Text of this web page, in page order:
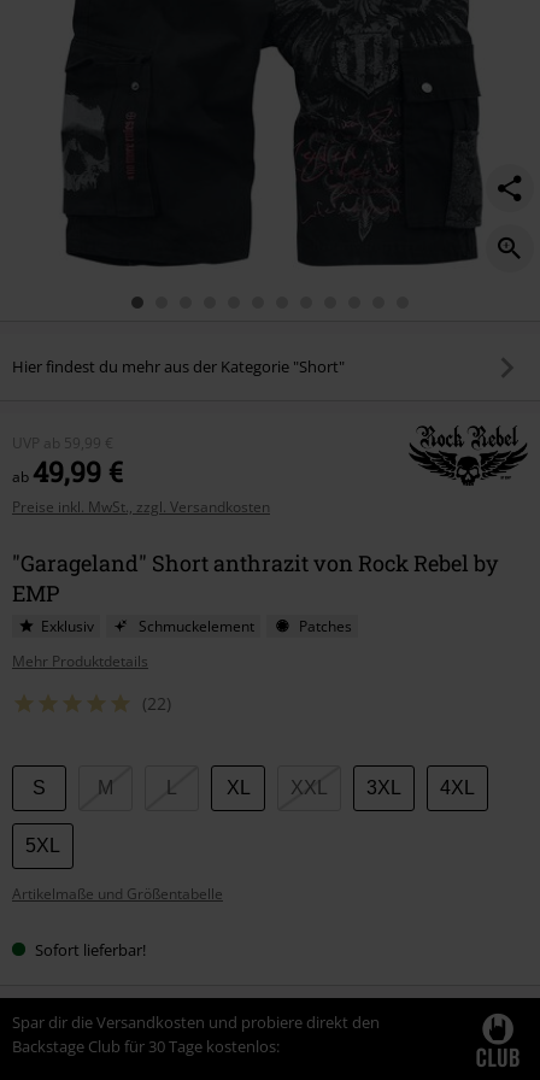
Hier findest du mehr aus der Kategorie "Short"
UVP ab
59,99 €
ab 49,99 €
Preise inkl. MwSt., zzgl. Versandkosten
"Garageland" Short anthrazit von Rock Rebel by
EMP
Exklusiv Schmuckelement
Patches
Mehr Produktdetails
(22)
Wähle
deine
Größe
S M XL XXL 3XL 4XL
5XL
Artikelmaße und Größentabelle
Sofort lieferbar!
Spar dir die Versandkosten und probiere direkt den
Backstage Club für 30 Tage kostenlos: